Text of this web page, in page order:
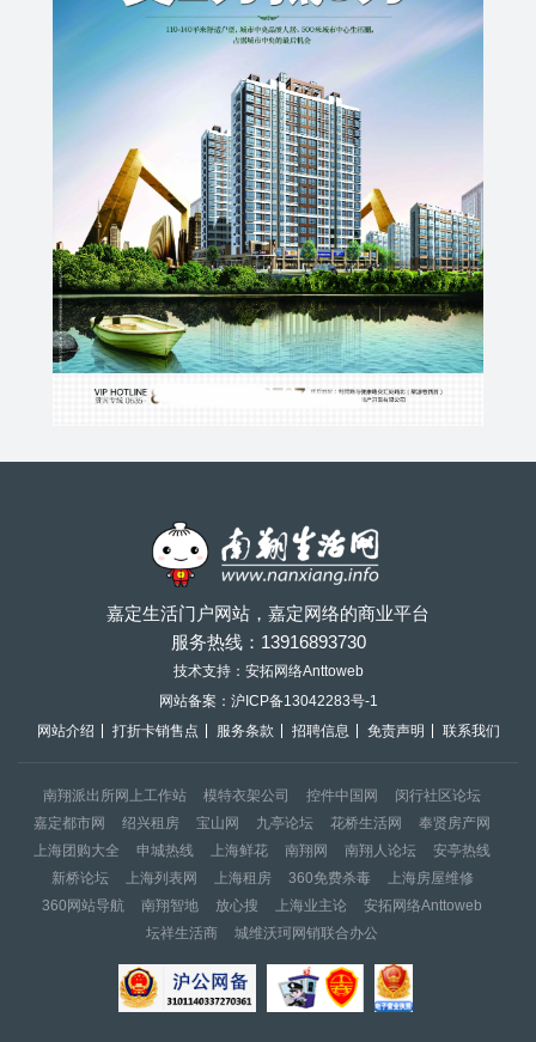
嘉定生活门户网站，嘉定网络的商业平台
服务热线： 13916893730
技术支持：安拓网络Anttoweb
网站备案： 沪ICP备13042283号-1
网站介绍
打折卡销售点 服务条款 招聘信息 免责声明 联系我们
南翔派出所网上工作站 模特衣架公司 控件中国网
闵行社区论坛
嘉定都市网
绍兴租房 宝山网 九亭论坛 花桥生活网
奉贤房产网
上海团购大全
申城热线 上海鲜花 南翔网 南翔人论坛
安亭热线
新桥论坛
上海列表网 上海租房 360免费杀毒
上海房屋维修
360网站导航
南翔智地 放心搜 上海业主论
安拓网络Anttoweb
坛祥生活商
城维沃珂网销联合办公